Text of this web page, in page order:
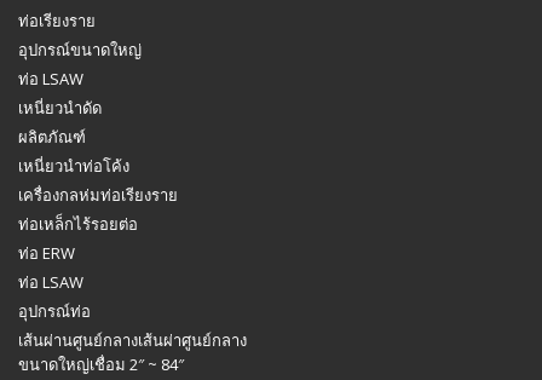
ท่อเรียงราย
อุปกรณ์ขนาดใหญ่
ท่อ LSAW
เหนี่ยวนำดัด
ผลิตภัณฑ์
เหนี่ยวนำท่อโค้ง
เครื่องกลห่มท่อเรียงราย
ท่อเหล็กไร้รอยต่อ
ท่อ ERW
ท่อ LSAW
อุปกรณ์ท่อ
เส้นผ่านศูนย์กลางเส้นผ่าศูนย์กลาง
ขนาดใหญ่เชื่อม 2″ ~ 84″